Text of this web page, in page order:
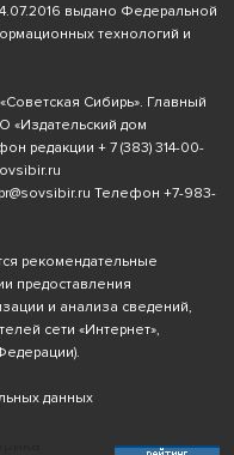
выдано Федеральной
технологий и
Сибирь». Главный
«Издательский дом
редакции + 7 (383) 314-00-
pr@sovsibir.ru Телефон +7-983-
рекомендательные
предоставления
и анализа сведений,
сети «Интернет»,
данных